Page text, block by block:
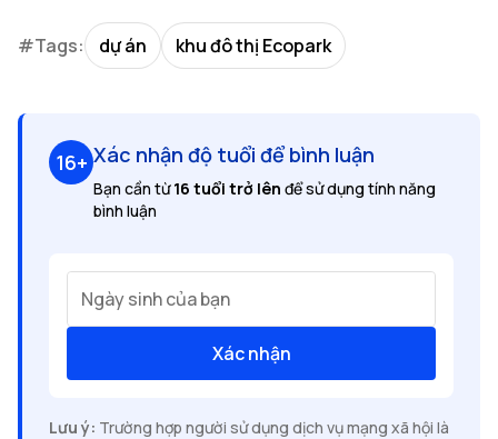
#Tags: dự án khu đô thị Ecopark
16+ Xác nhận độ tuổi để bình luận
Bạn cần từ16 tuổi trở lên để sử dụng tính năng
bình luận
Ngày sinh của bạn
Xác nhận
Lưu ý: Trường hợp người sử dụng dịch vụ mạng xã hội là